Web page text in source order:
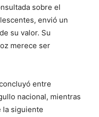
sobre el
envió un
su valor. Su
merece ser
entre
nacional, mientras
la siguiente